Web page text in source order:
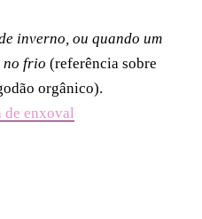
inverno, ou quando um
no frio (referência sobre
orgânico).
enxoval